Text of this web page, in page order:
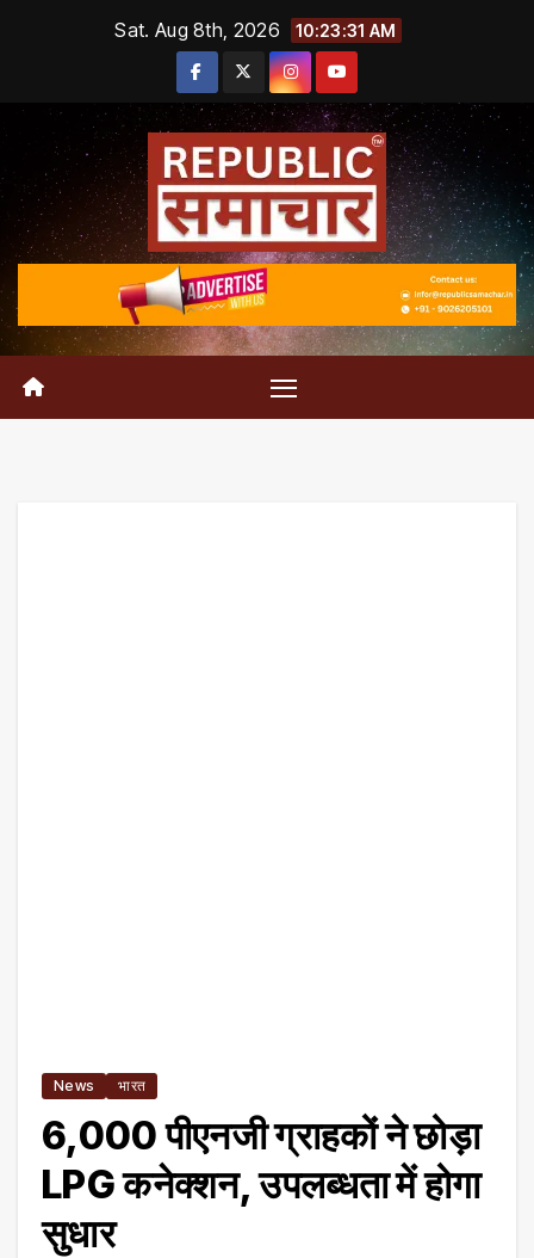
Sat. Aug 8th, 2026 10:23:31 AM
News भारत
6,000 पीएनजी ग्राहकों ने छोड़ा
LPG कनेक्शन, उपलब्धता में होगा
सुधार